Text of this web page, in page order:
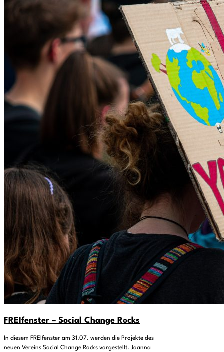
FREIfenster – Social Change Rocks
In diesem FREIfenster am 31.07. werden die Projekte des
neuen Vereins Social Change Rocks vorgestellt. Joanna